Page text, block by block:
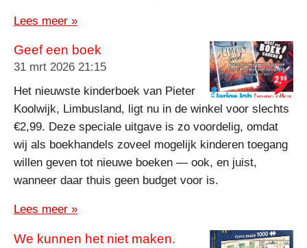
Lees meer »
Geef een boek
31 mrt 2026 21:15
Het nieuwste kinderboek van Pieter
Koolwijk, Limbusland, ligt nu in de winkel voor slechts
€2,99. Deze speciale uitgave is zo voordelig, omdat
wij als boekhandels zoveel mogelijk kinderen toegang
willen geven tot nieuwe boeken — ook, en juist,
wanneer daar thuis geen budget voor is.
Lees meer »
We kunnen het niet maken.